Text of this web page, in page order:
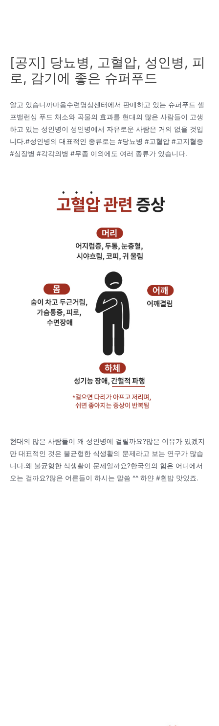
[공지] 당뇨병, 고혈압, 성인병, 피
로, 감기에 좋은 슈퍼푸드
알고 있습니까마음수련명상센터에서 판매하고 있는 슈퍼푸드 셀
프밸런싱 푸드 채소와 곡물의 효과를 현대의 많은 사람들이 고생
하고 있는 성인병이 성인병에서 자유로운 사람은 거의 없을 것입
니다.#성인병의 대표적인 종류로는 #당뇨병 #고혈압 #고지혈증
#심장병 #각각의병 #무좀 이외에도 여러 종류가 있습니다.
현대의 많은 사람들이 왜 성인병에 걸릴까요?많은 이유가 있겠지
만 대표적인 것은 불균형한 식생활의 문제라고 보는 연구가 많습
니다.왜 불균형한 식생활이 문제일까요?한국인의 힘은 어디에서
오는 걸까요?많은 어른들이 하시는 말씀 ^^ 하얀 #흰밥 맛있죠.